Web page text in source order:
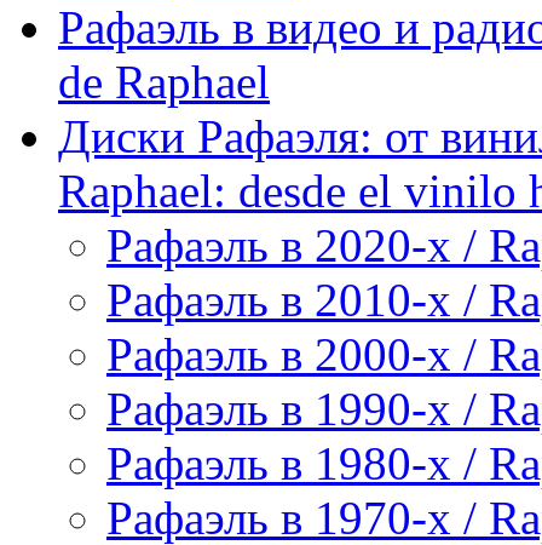
Рафаэль в видео и
de Raphael
Диски Рафаэля: от
Raphael: desde el vinilo
Рафаэль в 2020-х /
Рафаэль в 2010-х /
Рафаэль в 2000-х /
Рафаэль в 1990-х /
Рафаэль в 1980-х /
Рафаэль в 1970-х /